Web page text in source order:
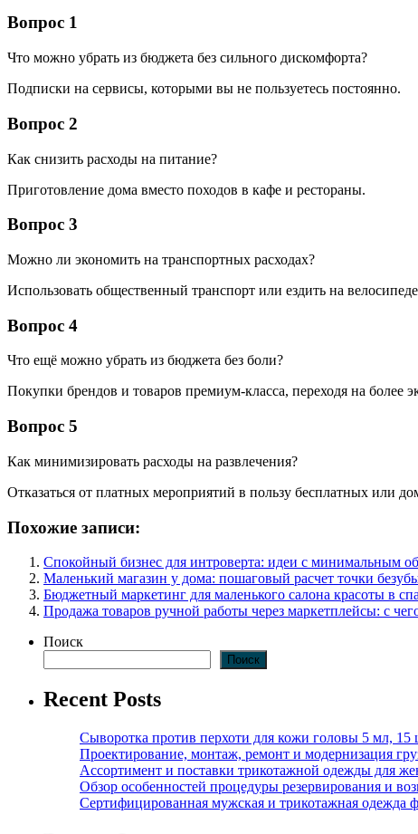
Вопрос 1
Что можно убрать из бюджета без сильного дискомфорта?
Подписки на сервисы, которыми вы не пользуетесь постоянно.
Вопрос 2
Как снизить расходы на питание?
Приготовление дома вместо походов в кафе и рестораны.
Вопрос 3
Можно ли экономить на транспортных расходах?
Использовать общественный транспорт или ездить на
Вопрос 4
Что ещё можно убрать из бюджета без боли?
Покупки брендов и товаров премиум-класса, переходя на более
Вопрос 5
Как минимизировать расходы на развлечения?
Отказаться от платных мероприятий в пользу бесплатных или
Похожие записи:
Спокойный бизнес для интроверта: идеи с минимальным
Маленький магазин у дома: пошаговый расчет точки
Бюджетный маркетинг для маленького салона красоты в
Продажа товаров ручной работы через маркетплейсы: с
Поиск
Поиск
Recent Posts
Сыворотка против перхоти для кожи головы 5 мл,
Проектирование, монтаж, ремонт и модернизация
Ассортимент и поставки трикотажной одежды для
Обзор особенностей процедуры резервирования и
Сертифицированная мужская и трикотажная одежда